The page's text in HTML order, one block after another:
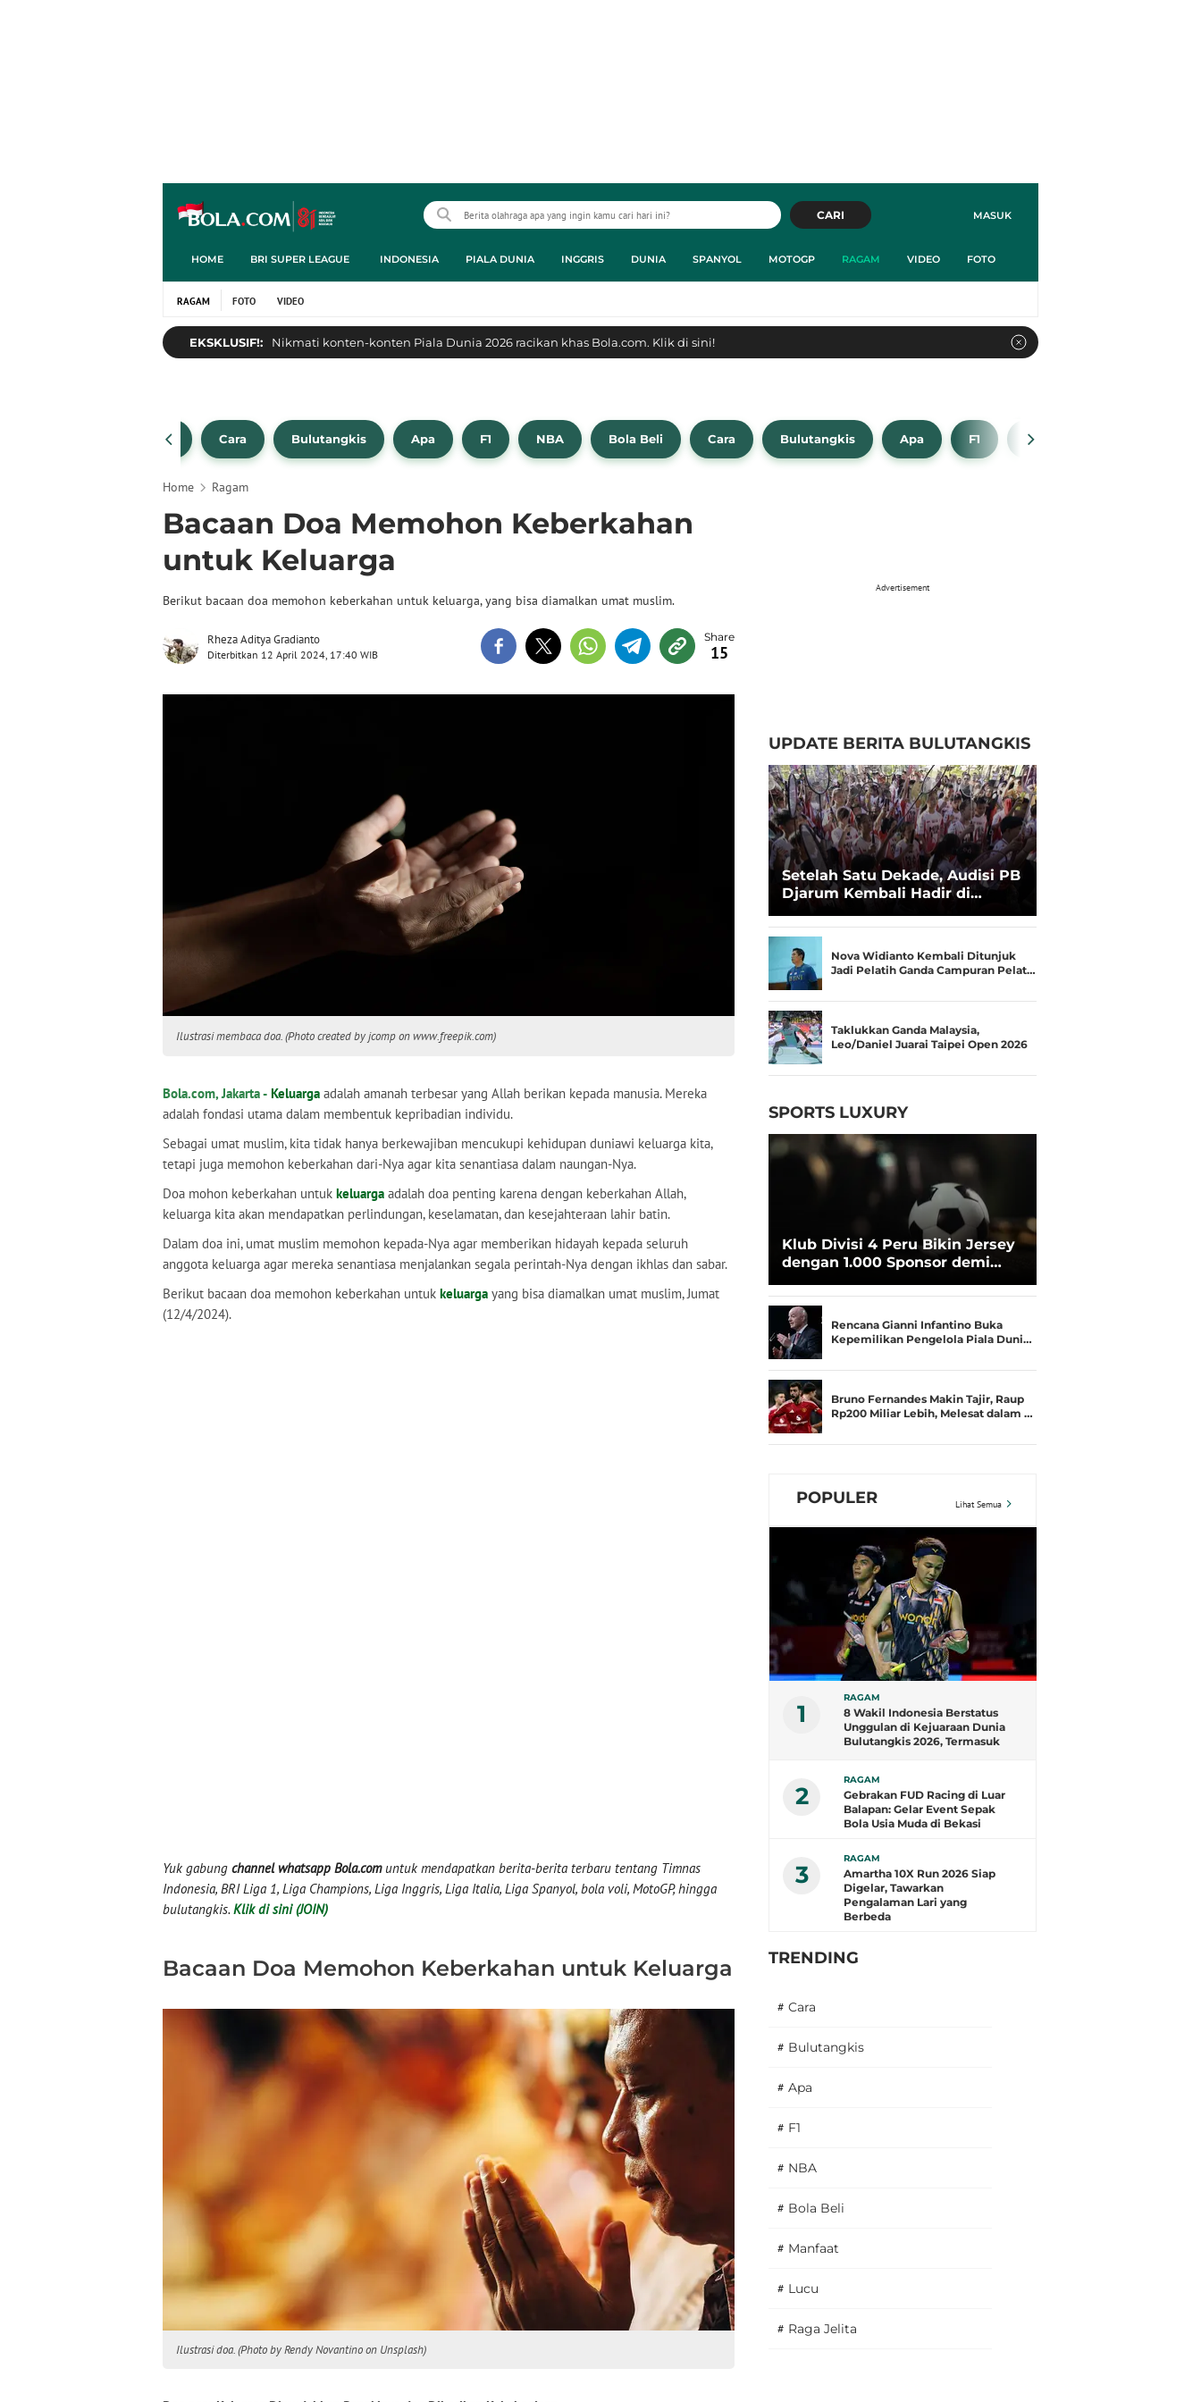
MASUK
CARI
HOME BRI SUPER LEAGUE INDONESIA PIALA DUNIA INGGRIS DUNIA SPANYOL MOTOGP RAGAM VIDEO FOTO
RAGAM FOTO VIDEO
EKSKLUSIF!: Nikmati konten-konten Piala Dunia 2026 racikan khas Bola.com. Klik di sini!
Bola Beli Cara Bulutangkis Apa F1 NBA Bola Beli Cara Bulutangkis Apa F1 NBA
Home Ragam
Bacaan Doa Memohon Keberkahan
untuk Keluarga
Berikut bacaan doa memohon keberkahan untuk keluarga, yang bisa diamalkan umat muslim.
Rheza Aditya Gradianto
Diterbitkan 12 April 2024, 17:40 WIB 15
Ilustrasi membaca doa. (Photo created by jcomp on www.freepik.com)
Bola.com, Jakarta - Keluarga adalah amanah terbesar yang Allah berikan kepada manusia. Mereka
adalah fondasi utama dalam membentuk kepribadian individu.
Sebagai umat muslim, kita tidak hanya berkewajiban mencukupi kehidupan duniawi keluarga kita,
tetapi juga memohon keberkahan dari-Nya agar kita senantiasa dalam naungan-Nya.
Doa mohon keberkahan untuk keluarga adalah doa penting karena dengan keberkahan Allah,
keluarga kita akan mendapatkan perlindungan, keselamatan, dan kesejahteraan lahir batin.
Dalam doa ini, umat muslim memohon kepada-Nya agar memberikan hidayah kepada seluruh
anggota keluarga agar mereka senantiasa menjalankan segala perintah-Nya dengan ikhlas dan sabar.
Berikut bacaan doa memohon keberkahan untuk keluarga yang bisa diamalkan umat muslim, Jumat
(12/4/2024).
Yuk gabung channel whatsapp Bola.comuntuk mendapatkan berita-berita terbaru tentang Timnas
Indonesia, BRI Liga 1, Liga Champions, Liga Inggris, Liga Italia, Liga Spanyol, bola voli, MotoGP, hingga
bulutangkis. Klik di sini (JOIN)
Bacaan Doa Memohon Keberkahan untuk Keluarga
Ilustrasi doa. (Photo by Rendy Novantino on Unsplash)
Advertisement
UPDATE BERITA BULUTANGKIS
Setelah Satu Dekade, Audisi PB
Djarum Kembali Hadir di
Talenta Super
Nova Widianto Kembali Ditunjuk
Jadi Pelatih Ganda Campuran Pelat…
Taklukkan Ganda Malaysia,
Leo/Daniel Juarai Taipei Open 2026
SPORTS LUXURY
Klub Divisi 4 Peru Bikin Jersey
dengan 1.000 Sponsor demi
Rencana Gianni Infantino Buka
Kepemilikan Pengelola Piala Duni…
Bruno Fernandes Makin Tajir, Raup
Rp200 Miliar Lebih, Melesat dalam …
POPULER Lihat Semua
1
RAGAM
8 Wakil Indonesia Berstatus
Unggulan di Kejuaraan Dunia
Bulutangkis 2026, Termasuk
2
RAGAM
Gebrakan FUD Racing di Luar
Balapan: Gelar Event Sepak
Bola Usia Muda di Bekasi
3
RAGAM
Amartha 10X Run 2026 Siap
Digelar, Tawarkan
Pengalaman Lari yang
Berbeda
TRENDING
# Cara
# Bulutangkis
# Apa
# F1
# NBA
# Bola Beli
# Manfaat
# Lucu
# Raga Jelita